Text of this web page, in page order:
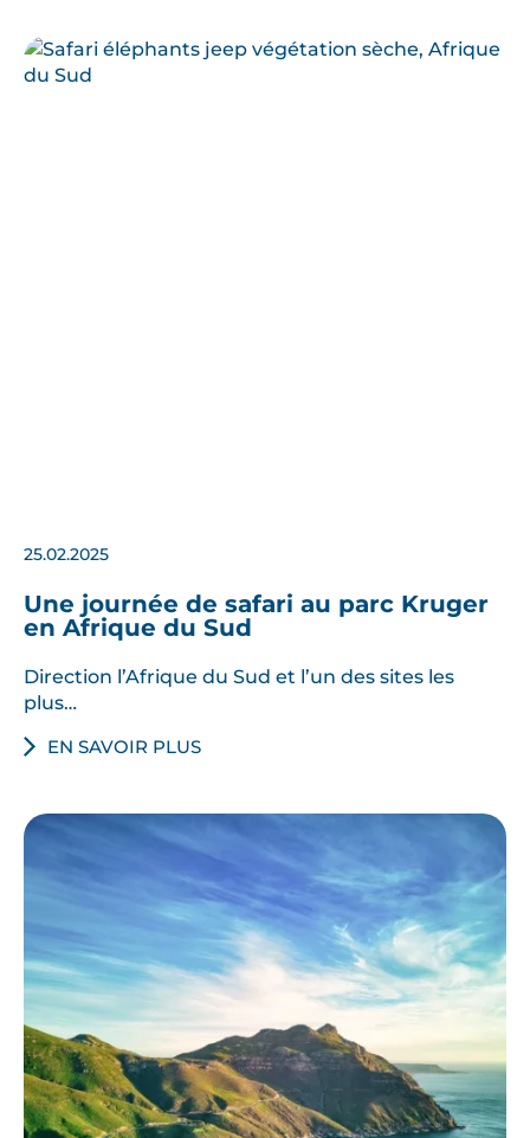
25.02.2025
Une journée de safari au parc Kruger
en Afrique du Sud
Direction l’Afrique du Sud et l’un des sites les
plus…
EN SAVOIR PLUS